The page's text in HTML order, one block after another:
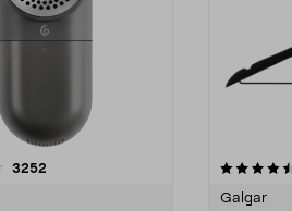
3252
4.5av 5 stjärnor
Galgar